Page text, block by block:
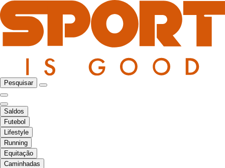
Pesquisar
Saldos
Futebol
Lifestyle
Running
Equitação
Caminhadas